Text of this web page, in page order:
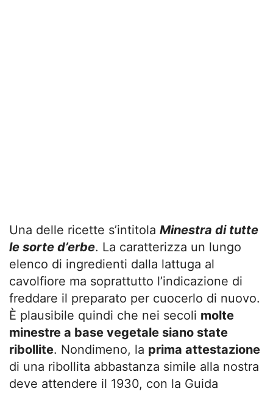
Una delle ricette s’intitola Minestra di tutte
le sorte d’erbe. La caratterizza un lungo
elenco di ingredienti dalla lattuga al
cavolfiore ma soprattutto l’indicazione di
freddare il preparato per cuocerlo di nuovo.
È plausibile quindi che nei secoli molte
minestre a base vegetale siano state
ribollite. Nondimeno, la prima attestazione
di una ribollita abbastanza simile alla nostra
deve attendere il 1930, con la Guida